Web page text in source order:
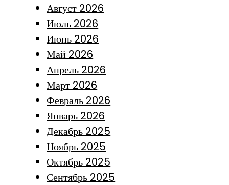
Август 2026
Июль 2026
Июнь 2026
Май 2026
Апрель 2026
Март 2026
Февраль 2026
Январь 2026
Декабрь 2025
Ноябрь 2025
Октябрь 2025
Сентябрь 2025